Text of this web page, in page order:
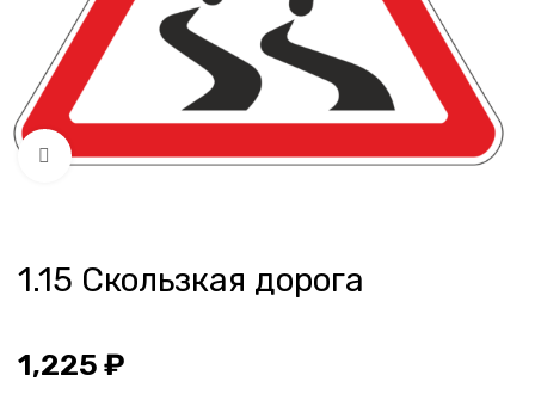
Нажмите, чтобы увеличить
1.15 Скользкая дорога
1,225 ₽